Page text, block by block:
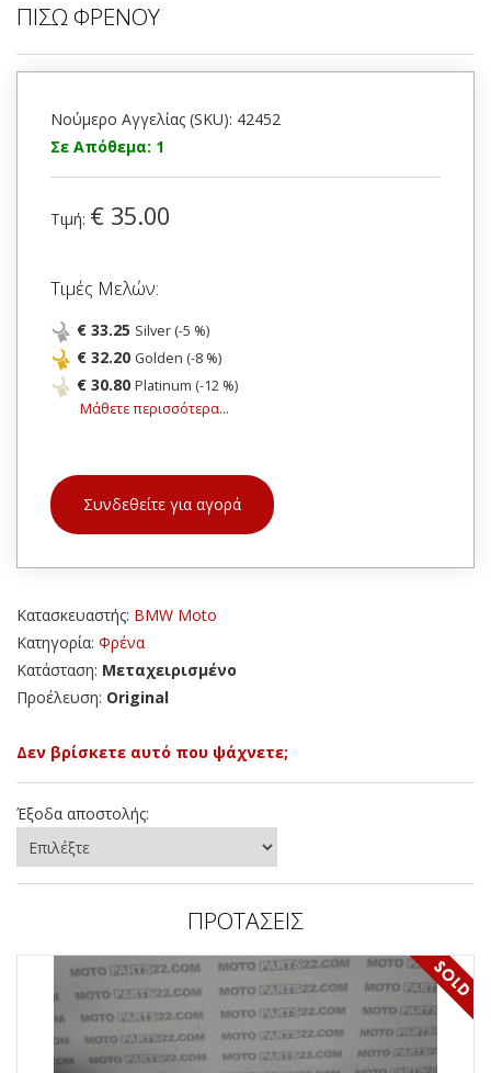
ΠΙΣΩ ΦΡΕΝΟΥ
Νούμερο Αγγελίας (SKU): 42452
Σε Απόθεμα: 1
Τιμή: € 35.00
Τιμές Μελών:
€ 33.25 Silver (-5 %)
€ 32.20 Golden (-8 %)
€ 30.80 Platinum (-12 %)
Μάθετε περισσότερα...
Συνδεθείτε για αγορά
Κατασκευαστής: BMW Moto
Κατηγορία: Φρένα
Κατάσταση: Μεταχειρισμένο
Προέλευση: Original
Δεν βρίσκετε αυτό που ψάχνετε;
Έξοδα αποστολής:
ΠΡΟΤΑΣΕΙΣ